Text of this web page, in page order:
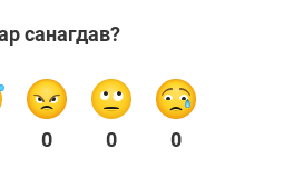
санагдав?
0 0 0